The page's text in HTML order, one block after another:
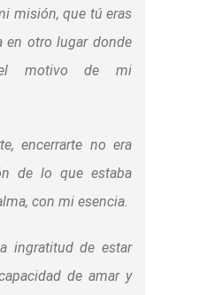
misión, que tú eras
en otro lugar donde
motivo de mi
encerrarte no era
de lo que estaba
con mi esencia.
ingratitud de estar
de amar y